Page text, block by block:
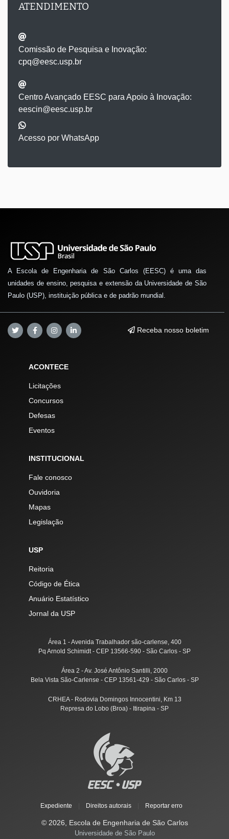
ATENDIMENTO
Comissão de Pesquisa e Inovação:
cpq@eesc.usp.br
Centro Avançado EESC para Apoio à Inovação:
eescin@eesc.usp.br
Acesso por WhatsApp
A Escola de Engenharia de São Carlos (EESC) é uma das
unidades de ensino, pesquisa e extensão da Universidade de São
Paulo (USP), instituição pública e de padrão mundial.
Receba nosso boletim
ACONTECE
Licitações
Concursos
Defesas
Eventos
INSTITUCIONAL
Fale conosco
Ouvidoria
Mapas
Legislação
USP
Reitoria
Código de Ética
Anuário Estatístico
Jornal da USP
Área 1 - Avenida Trabalhador são-carlense, 400
Pq Arnold Schimidt - CEP 13566-590 - São Carlos - SP
Área 2 - Av. José Antônio Santilli, 2000
Bela Vista São-Carlense - CEP 13561-429 - São Carlos - SP
CRHEA - Rodovia Domingos Innocentini, Km 13
Represa do Lobo (Broa) - Itirapina - SP
Expediente Direitos autorais Reportar erro
© 2026, Escola de Engenharia de São Carlos
Universidade de São Paulo